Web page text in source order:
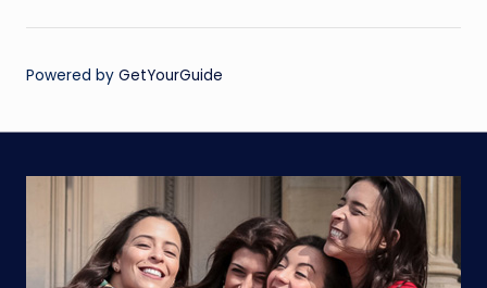
Powered by GetYourGuide